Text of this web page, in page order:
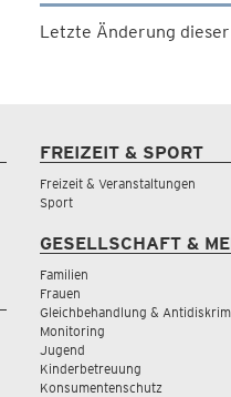
Letzte Änderung
FREIZEIT & SPORT
Freizeit & Veranstaltungen
Sport
GESELLSCHAFT &
Familien
Frauen
Gleichbehandlung &
Monitoring
Jugend
Kinderbetreuung
Konsumentenschutz